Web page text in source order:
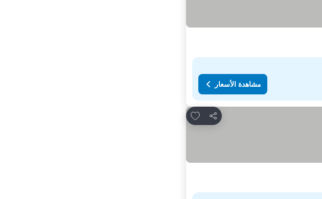
مشاهدة الأسعار
مشاركة
Add to favorites